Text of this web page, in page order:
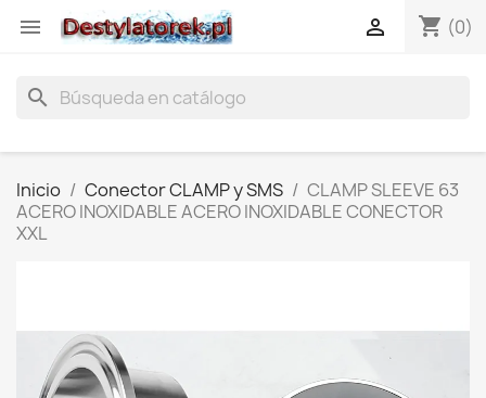
 shopping_cart (0)

search
Inicio Conector CLAMP y SMS
CLAMP SLEEVE 63
ACERO INOXIDABLE ACERO INOXIDABLE CONECTOR
XXL